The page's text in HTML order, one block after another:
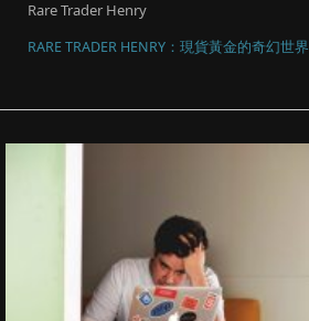
Rare Trader Henry
RARE TRADER HENRY：現貨黃金的奇幻世界